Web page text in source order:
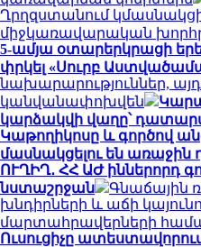
Ղրղզստանում
միջկառավարական
5-ամյա օտարերկրացի
փրկել «Սուրբ
նախարարություններ,
կանվանափոխվեն
կարձակվի վաղը՝
Կաթողիկոսը և գործով
մասնակցելու են
ՈՒՂԻՂ․ ՀՀ ԱԺ իններորդ
նստաշրջան
Գնաճային
խնդիրների և աճի
մարտահրավերների
Ուսուցիչը